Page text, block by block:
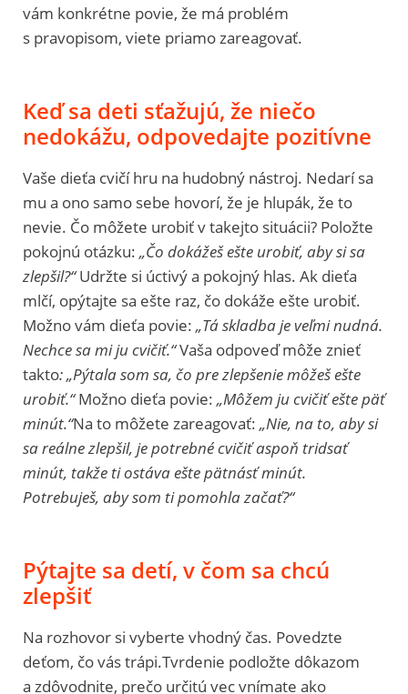
vám konkrétne povie, že má problém
s pravopisom, viete priamo zareagovať.
Keď sa deti sťažujú, že niečo
nedokážu, odpovedajte pozitívne
Vaše dieťa cvičí hru na hudobný nástroj. Nedarí sa
mu a ono samo sebe hovorí, že je hlupák, že to
nevie. Čo môžete urobiť v takejto situácii? Položte
pokojnú otázku: „Čo dokážeš ešte urobiť, aby si sa
zlepšil?“Udržte si úctivý a pokojný hlas. Ak dieťa
mlčí, opýtajte sa ešte raz, čo dokáže ešte urobiť.
Možno vám dieťa povie: „Tá skladba je veľmi nudná.
Nechce sa mi jucvičiť.“Vaša odpoveď môže znieť
takto: „Pýtala som sa, čo pre zlepšenie môžeš ešte
urobiť.“Možno dieťa povie: „Môžem ju cvičiť ešte päť
minút.“Na to môžete zareagovať: „Nie, na to, aby si
sa reálne zlepšil, je potrebné cvičiť aspoň tridsať
minút, takže ti ostáva ešte pätnásť minút.
Potrebuješ, aby som ti pomohla začať?“
Pýtajte sa detí, v čom sa chcú
zlepšiť
Na rozhovor si vyberte vhodný čas. Povedzte
deťom, čo vás trápi.Tvrdenie podložte dôkazom
a zdôvodnite, prečo určitú vec vnímate ako